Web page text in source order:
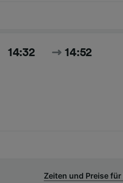
14:32 14:52
Zeiten und Preise